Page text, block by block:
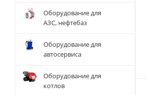
Оборудование для
АЗС, нефтебаз
Оборудование для
автосервиса
Оборудование для
котлов